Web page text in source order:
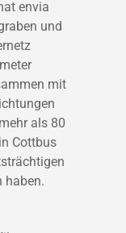
envia
und
mit
als 80
Cottbus
haben.